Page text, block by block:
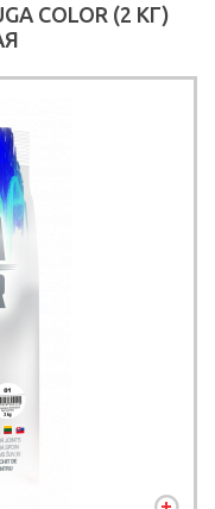
COLOR (2 КГ)